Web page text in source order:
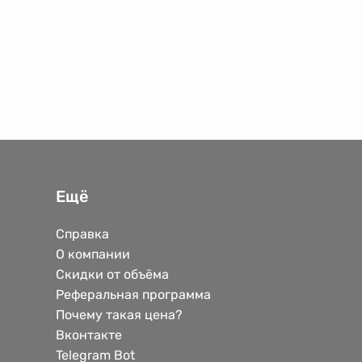
Ещё
Справка
О компании
Скидки от объёма
Реферальная программа
Почему такая цена?
Вконтакте
Telegram Bot